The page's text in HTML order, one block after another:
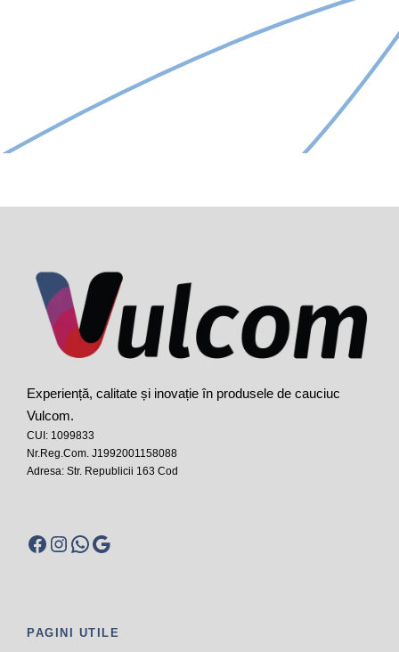
Experiență, calitate și inovație în produsele de cauciuc
Vulcom.
CUI: 1099833
Nr.Reg.Com. J1992001158088
Adresa: Str. Republicii 163 Cod
Facebook Instagram WhatsApp Google
PAGINI UTILE